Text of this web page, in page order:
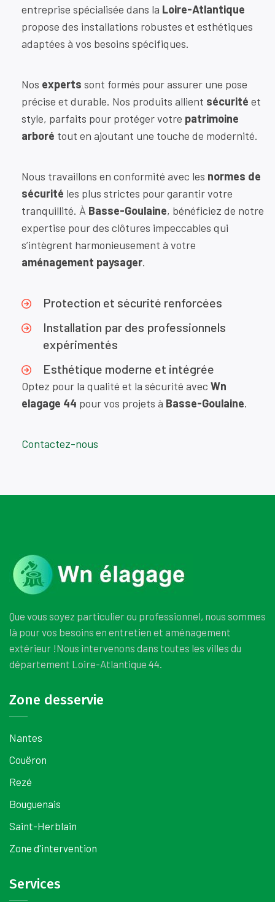
entreprise spécialisée dans la Loire-Atlantique
propose des installations robustes et esthétiques
adaptées à vos besoins spécifiques.
Nos experts sont formés pour assurer une pose
précise et durable. Nos produits allient sécurité et
style, parfaits pour protéger votre patrimoine
arboré tout en ajoutant une touche de modernité.
Nous travaillons en conformité avec les normes de
sécurité les plus strictes pour garantir votre
tranquillité. À Basse-Goulaine, bénéficiez de notre
expertise pour des clôtures impeccables qui
s’intègrent harmonieusement à votre
aménagement paysager.
Protection et sécurité renforcées
Installation par des professionnels
expérimentés
Esthétique moderne et intégrée
Optez pour la qualité et la sécurité avec Wn
elagage 44 pour vos projets à Basse-Goulaine.
Contactez-nous
Que vous soyez particulier ou professionnel, nous sommes
là pour vos besoins en entretien et aménagement
extérieur !Nous intervenons dans toutes les villes du
département Loire-Atlantique 44.
Zone desservie
Nantes
Couëron
Rezé
Bouguenais
Saint-Herblain
Zone d'intervention
Services